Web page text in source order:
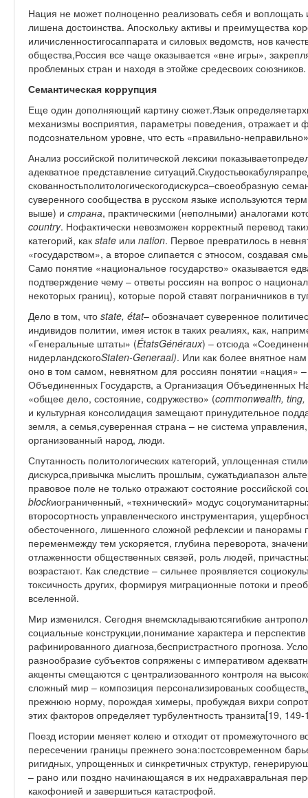
Нация не может полноценно реализовать себя и воплощать
лишена достоинства. Апоскольку активы и преимущества
иличисленностигосаппарата и силовых ведомств, нов
общества,Россия все чаще оказывается «вне игры»,
проблемных стран и находя в этойже средесвоих союзников.
Семантическая коррупция
Еще один дополняющий картину сюжет.Язык
механизмы восприятия, параметры поведения, отражает и
подсознательном уровне, что есть «правильно-неправильно
Анализ российской политической лексики
адекватное представление
скованностьполитологическогодискурса–своеобразную
суверенного сообщества в русском языке используются
выше) и страна, практическими (неполными) аналогами
country. Нофактически невозможен корректный перевод
категорий, как state или nation. Первое превратилось в
«государством», а второе слипается с этносом, создавая
Само понятие «национальное государство» оказывается
подтверждение чему – ответы россиян на вопрос о
некоторых границ), которые порой ставят пограничников в
Дело в том, что state, état– обозначает суверенное
индивидов политии, имея исток в таких реалиях, как,
«Генеральные штаты» (ÉtatsGénéraux) – отсюда
нидерландскогоStaten-Generaal). Или как более внятное
оно в том самом, невнятном для россиян понятии «нация»
Объединенных Государств, а Организация Объединенных
«общее дело, состояние, содружество» (commonwealth, ting,
и культурная консолидация замещают принудительное
земля, а семья,суверенная страна – не система
организованный народ, люди.
Спутанность политологических категорий, уплощенная
дискурса,привычка мыслить прошлым, сужатьдиапазон
правовое поле не только отражают состояние российской
blockиограниченный, «технический» модус
второсортность управленческого инструментария,
обесточенного, лишенного сложной рефлексии и панорамы
переменмежду тем ускоряется, глубина переворота,
отлаженности общественных связей, роль людей,
возрастают. Как следствие – сильнее проявляется
токсичность других, формируя миграционные потоки и
вселенной.
Мир изменился. Сегодня внемскладываютсягибкие
социальные конструкции,понимание характера и
рафинированного диагноза,беспристрастного прогноза.
разнообразие субъектов сопряжены с императивом
акценты смещаются с централизованного контроля на
сложный мир – композиция персонализированых
прежнюю норму, порождая химеры, пробуждая вихри
этих факторов определяет турбулентность транзита[19, 149-
Поезд истории меняет колею и отходит от промежуточного
пересечении границы прежнего эона:постсовременном
ригидных, упрощенных и синкретичных структур,
– рано или поздно начинающаяся в их недрахавральная
какофонией и завершиться катастрофой.